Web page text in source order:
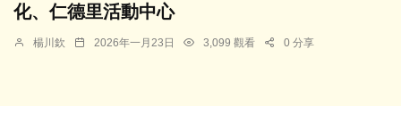
化、仁德里活動中心
楊川欽 2026年一月23日 3,099 觀看 0 分享